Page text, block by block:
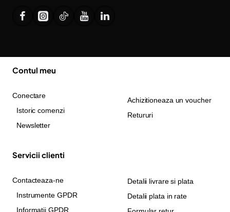
Contul meu
Conectare
Istoric comenzi
Newsletter
Achizitioneaza un voucher
Retururi
Servicii clienti
Contacteaza-ne
Instrumente GPDR
Informatii GPDR
Detalii livrare si plata
Detalii plata in rate